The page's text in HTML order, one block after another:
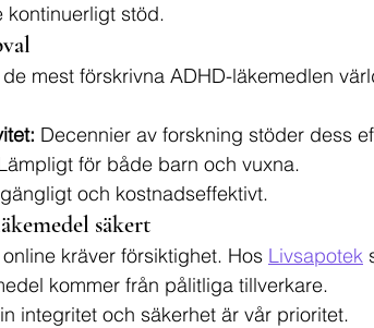
kontinuerligt stöd.
mest förskrivna ADHD-läkemedlen
Decennier av forskning stöder dess
för både barn och vuxna.
och kostnadseffektivt.
säkert
kräver försiktighet. Hos Livsapotek
kommer från pålitliga tillverkare.
integritet och säkerhet är vår prioritet.